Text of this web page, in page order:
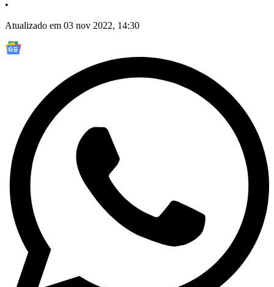
•
Atualizado em 03 nov 2022, 14:30